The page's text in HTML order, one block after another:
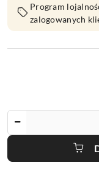
Program
zalogowanych